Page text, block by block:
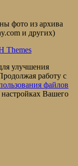
фото из архива
и других)
Themes
улучшения
работу с
файлов
Вашего